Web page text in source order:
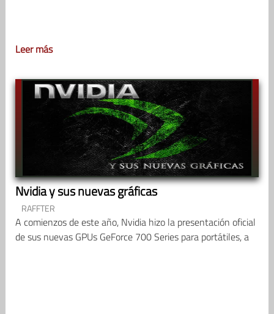
Leer más
Nvidia y sus nuevas gráficas
RAFFTER
A comienzos de este año, Nvidia hizo la presentación oficial
de sus nuevas GPUs GeForce 700 Series para portátiles, a